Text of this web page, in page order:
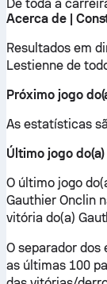
De toda a
Acerca de |
Resultados em
Lestienne de
Próximo jogo
As estatísticas
Último jogo
O último jogo
Gauthier Onclin
vitória do(a)
O separador
as últimas 100